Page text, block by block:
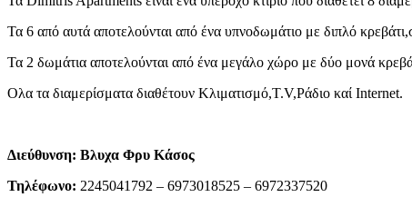
Τα 6 από αυτά αποτελούνται από ένα υπνοδωμάτιο με διπλό
Τα 2 δωμάτια αποτελούνται από ένα μεγάλο χώρο με δύο μονά
Ολα τα διαμερίσματα διαθέτουν Κλιματισμό,T.V,Ράδιο καί Internet.
Διεύθυνση: Βλυχα Φρυ Κάσος
Τηλέφωνο: 2245041792 – 6973018525 – 6972337520